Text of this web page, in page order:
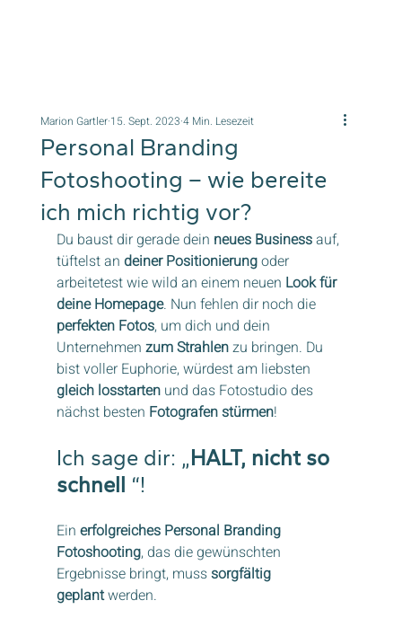
Personal Branding
Fotoshooting – wie bereite
ich mich richtig vor?
Marion Gartler 15. Sept. 2023 4 Min. Lesezeit
Du baust dir gerade dein neues Business auf,
tüftelst an deiner Positionierung oder
arbeitetest wie wild an einem neuen Look für
deine Homepage. Nun fehlen dir noch die
perfekten Fotos, um dich und dein
Unternehmen zum Strahlen zu bringen. Du
bist voller Euphorie, würdest am liebsten
gleich losstarten und das Fotostudio des
nächst besten Fotografen stürmen!
Ich sage dir: „ HALT, nicht so
schnell
“!
Ein erfolgreiches Personal Branding
Fotoshooting, das die gewünschten
Ergebnisse bringt, muss sorgfältig
geplant werden.